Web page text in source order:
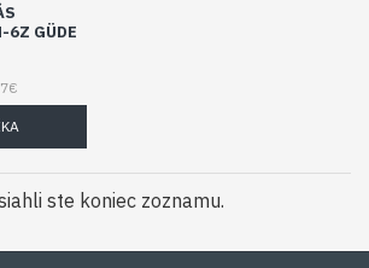
GÜDE
ste koniec zoznamu.